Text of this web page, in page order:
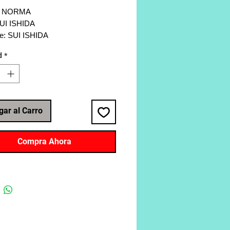
NORMA
ISHIDA
SUI ISHIDA
*
al Carro
Compra Ahora